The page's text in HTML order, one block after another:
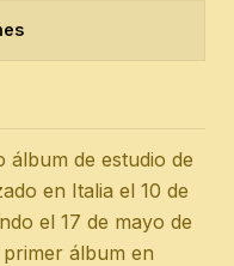
álbum de estudio de
en Italia el 10 de
el 17 de mayo de
primer álbum en